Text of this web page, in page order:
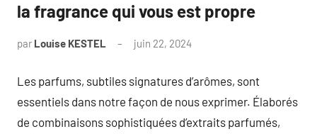
la fragrance qui vous est propre
par Louise KESTEL juin 22, 2024
Les parfums, subtiles signatures d’arômes, sont
essentiels dans notre façon de nous exprimer. Élaborés
de combinaisons sophistiquées d’extraits parfumés,